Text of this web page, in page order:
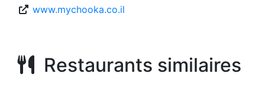
www.mychooka.co.il
Restaurants similaires